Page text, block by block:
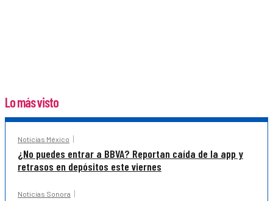
Lo más visto
Noticias México
¿No puedes entrar a BBVA? Reportan caída de la app y
retrasos en depósitos este viernes
Noticias Sonora